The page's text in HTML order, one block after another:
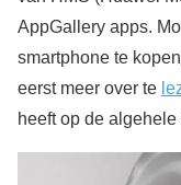
AppGallery apps.
smartphone te
eerst meer over te
heeft op de